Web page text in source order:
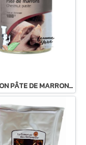
SABATON PÂTE DE MARRONS Chestnut Paste 1kg -เกาลัดบด